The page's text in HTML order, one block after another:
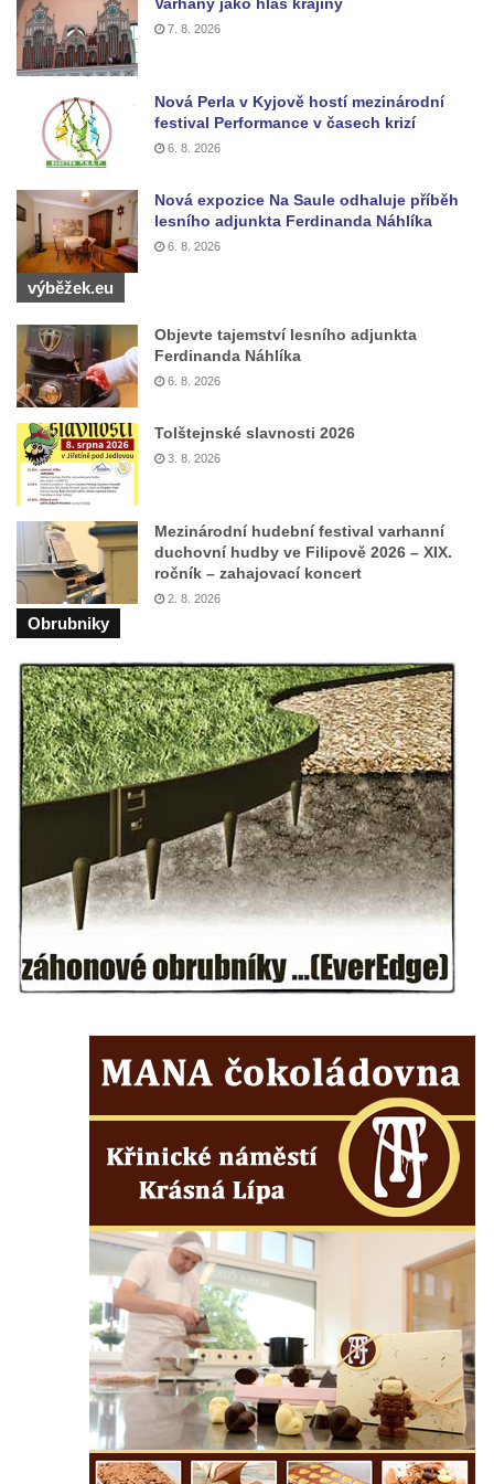
Českých Budějovicích
Socha svatého Václava u pramene v
Semilech
Pamětní deska Tomáše Garrigue Masaryka
na radnici v Českých Budějovicích
Pamětní deska na biskupské rezidenci v
Českých Budějovicích
Pamětní deska Josefa Hloucha na
biskupské rezidenci v Českých
Budějovicích
Kamenném Újezdě
Pamětní kámen družebních obcí Kamenný
Újezd a Krauchthal v parku na Náměstí v
Kamenném Újezdě
Socha na náměstí J. V. Kamarýta ve
Velešíně
Pomník J. V. Kamarýta v Krumlovské ulici ve
Velešíně
Pamětní deska arcibiskupa Micara ve
vstupu do poutního místa Římov
Plastika Koule v Gutenbergově ulici v
Liberci
Pamětní deska Vojtěcha Kocmicha na
domě čp. 37 v ulici Betlém v Římově
Pomník na paměť zrušení roboty v Plavu
Socha vodníka v Plavu
Socha svatého Jana Nepomuckého v
Třebušíně
Pamětní deska Johanna Nepomuka
května v Rumburku
severně od Tokáně
Obrázek svatého Huberta na buku svatého
východně od Srbské Kamenice
Busta Jana Amose Komenského na domě
čp. 37 v Račicích
Socha ležícího koně v Sadech
Československé armády v Teplicích
Socha Medvídě v Tierpark Chemnitz
Sochy Ležící žena v Tierpark Chemnitz
Sochy Ptáci v Tierpark Chemnitz
Socha Skupina jeřábů v Tierpark Chemnitz
Socha Panter v ZOO Leipzig
7. 8. 2026
Nová Perla v Kyjově hostí mezinárodní
festival Performance v časech krizí
6. 8. 2026
Nová expozice Na Saule odhaluje příběh
lesního adjunkta Ferdinanda Náhlíka
6. 8. 2026
výběžek.eu
Objevte tajemství lesního adjunkta
Ferdinanda Náhlíka
6. 8. 2026
Tolštejnské slavnosti 2026
3. 8. 2026
Mezinárodní hudební festival varhanní
duchovní hudby ve Filipově 2026 – XIX.
ročník – zahajovací koncert
2. 8. 2026
Obrubniky